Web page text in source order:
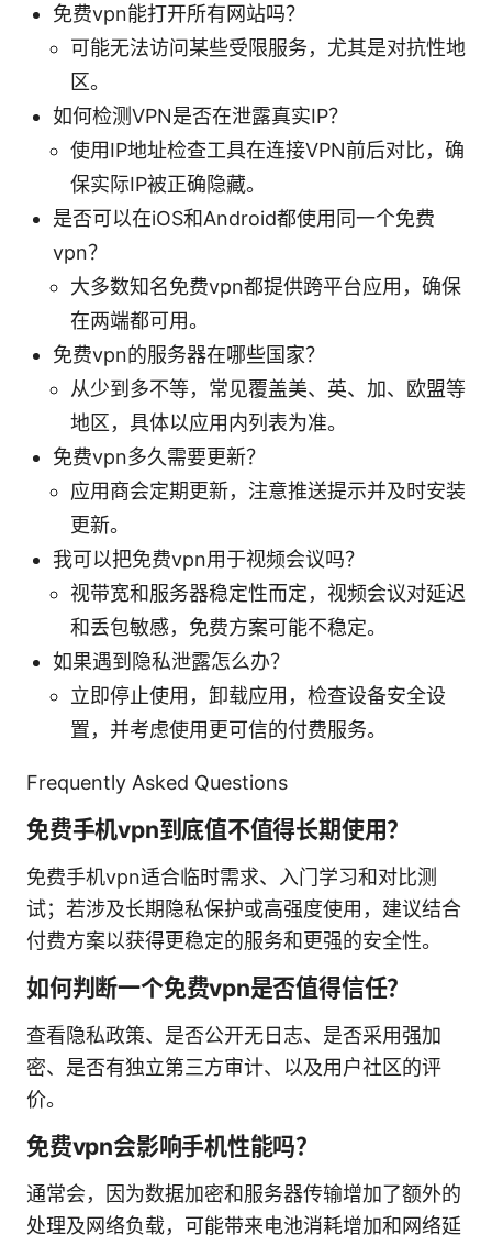
免费vpn能打开所有网站吗？
可能无法访问某些受限服务，尤其是对抗性地
区。
如何检测VPN是否在泄露真实IP？
使用IP地址检查工具在连接VPN前后对比，确
保实际IP被正确隐藏。
是否可以在iOS和Android都使用同一个免费
vpn？
大多数知名免费vpn都提供跨平台应用，确保
在两端都可用。
免费vpn的服务器在哪些国家？
从少到多不等，常见覆盖美、英、加、欧盟等
地区，具体以应用内列表为准。
免费vpn多久需要更新？
应用商会定期更新，注意推送提示并及时安装
更新。
我可以把免费vpn用于视频会议吗？
视带宽和服务器稳定性而定，视频会议对延迟
和丢包敏感，免费方案可能不稳定。
如果遇到隐私泄露怎么办？
立即停止使用，卸载应用，检查设备安全设
置，并考虑使用更可信的付费服务。
Frequently Asked Questions
免费手机vpn到底值不值得长期使用？
免费手机vpn适合临时需求、入门学习和对比测
试；若涉及长期隐私保护或高强度使用，建议结合
付费方案以获得更稳定的服务和更强的安全性。
如何判断一个免费vpn是否值得信任？
查看隐私政策、是否公开无日志、是否采用强加
密、是否有独立第三方审计、以及用户社区的评
价。
免费vpn会影响手机性能吗？
通常会，因为数据加密和服务器传输增加了额外的
处理及网络负载，可能带来电池消耗增加和网络延